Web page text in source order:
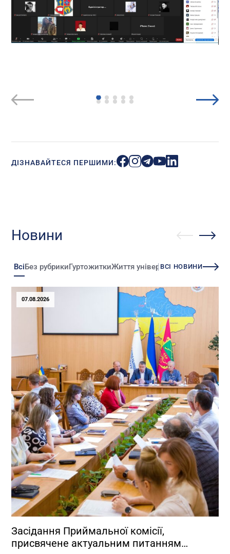
ДІЗНАВАЙТЕСЯ ПЕРШИМИ:
Новини
Всі Без рубрики ГуртожиткиЖиття університетуЗміни
ВСІ НОВИНИ
07.08.2026
Засідання Приймальної комісії,
присвячене актуальним питанням